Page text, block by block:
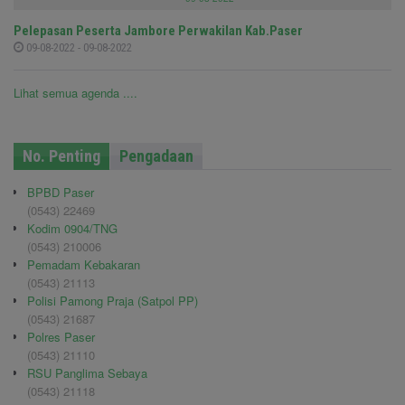
Pelepasan Peserta Jambore Perwakilan Kab.Paser
09-08-2022 - 09-08-2022
Lihat semua agenda ....
No. Penting Pengadaan
BPBD Paser
(0543) 22469
Kodim 0904/TNG
(0543) 210006
Pemadam Kebakaran
(0543) 21113
Polisi Pamong Praja (Satpol PP)
(0543) 21687
Polres Paser
(0543) 21110
RSU Panglima Sebaya
(0543) 21118